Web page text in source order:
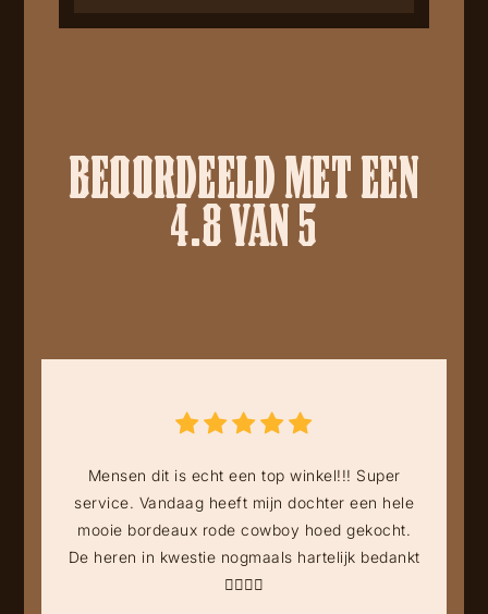
BEOORDEELD MET EEN
4.8 VAN 5
Mensen dit is echt een top winkel!!! Super
service. Vandaag heeft mijn dochter een hele
mooie bordeaux rode cowboy hoed gekocht.
De heren in kwestie nogmaals hartelijk bedankt
👍🏻👍🏻